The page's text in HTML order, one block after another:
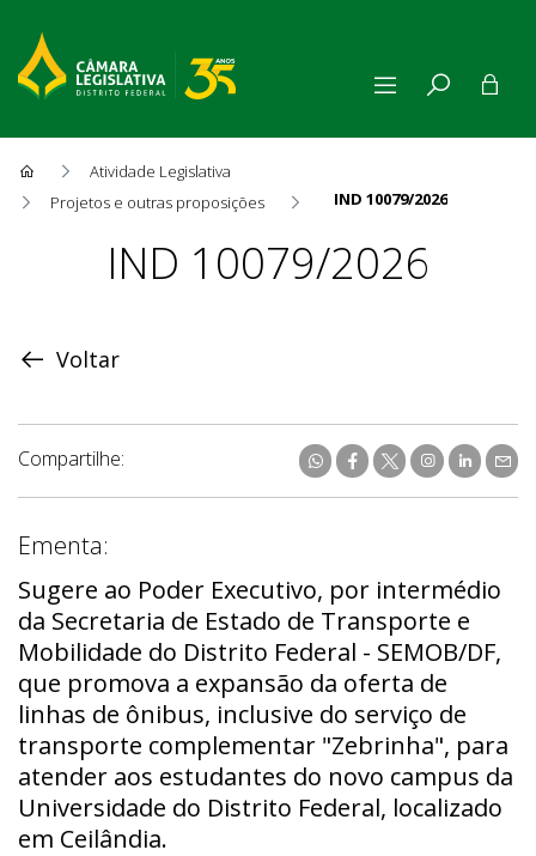
Atividade Legislativa
Projetos e outras proposições
IND 10079/2026
ProposiçãoIND 10079/2026
Voltar
Compartilhe:
Ementa:
Sugere ao Poder Executivo, por intermédio
da Secretaria de Estado de Transporte e
Mobilidade do Distrito Federal - SEMOB/DF,
que promova a expansão da oferta de
linhas de ônibus, inclusive do serviço de
transporte complementar "Zebrinha", para
atender aos estudantes do novo campus da
Universidade do Distrito Federal, localizado
em Ceilândia.